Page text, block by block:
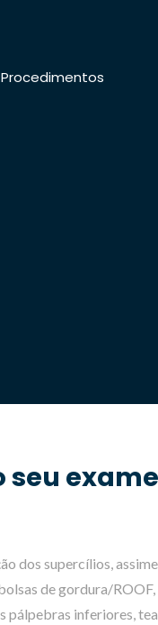
Procedimentos
dos supercílios,
de gordura/
inferiores,